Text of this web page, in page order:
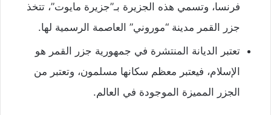
فرنسا، وتسمي هذه الجزيرة بـ”جزيرة مايوت”، تتخذ
جزر القمر مدينة “موروني” العاصمة الرسمية لها.
تعتبر الديانة المنتشرة في جمهورية جزر القمر هو
الإسلام، فيعتبر معظم سكانها مسلمون، وتعتبر من
الجزر المميزة الموجودة في العالم.